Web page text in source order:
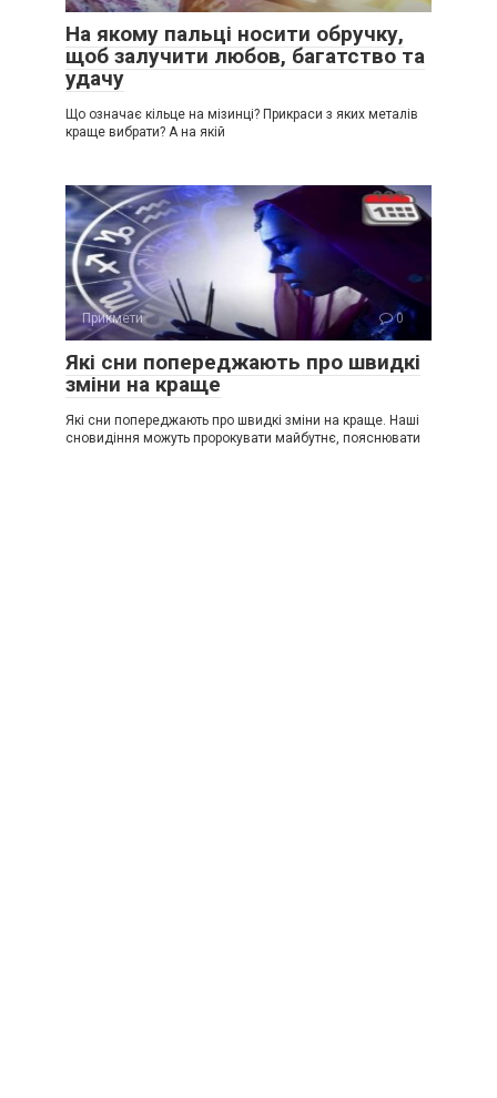
На якому пальці носити обручку,
щоб залучити любов, багатство та
удачу
Що означає кільце на мізинці? Прикраси з яких металів
краще вибрати? А на якій
Прикмети 0
Які сни попереджають про швидкі
зміни на краще
Які сни попереджають про швидкі зміни на краще. Наші
сновидіння можуть пророкувати майбутнє, пояснювати